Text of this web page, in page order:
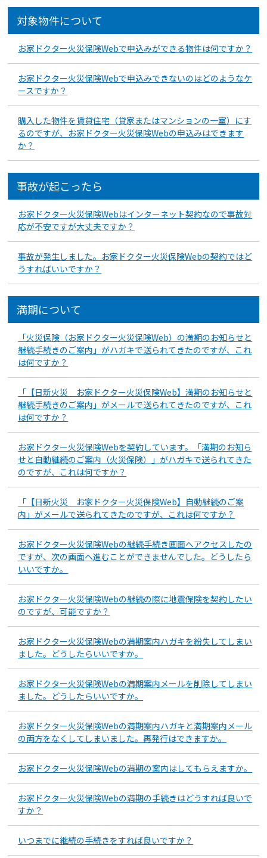
対象物件について
お家ドクター火災保険Webで申込みができる物件は何ですか？
お家ドクター火災保険Webで申込みできないのはどのようなケ
ースですか？
購入した物件を賃貸住宅（貸家またはマンションの一室）にす
るのですが、お家ドクター火災保険Webの申込みはできます
か？
事故が起こったら
お家ドクター火災保険Webはインターネット契約なので事故対
応が不安ですが大丈夫ですか？
事故が発生しました。お家ドクター火災保険Webの契約ではど
うすればいいですか？
満期について
「火災保険（お家ドクター火災保険Web）の満期のお知らせと
継続手続きのご案内」がハガキで送られてきたのですが、これ
は何ですか？
「【日新火災 お家ドクター火災保険Web】満期のお知らせと
継続手続きのご案内」がメールで送られてきたのですが、これ
は何ですか？
お家ドクター火災保険Webを契約しています。「満期のお知ら
せと自動継続のご案内（火災保険）」がハガキで送られてきた
のですが、これは何ですか？
「【日新火災 お家ドクター火災保険Web】自動継続のご案
内」がメールで送られてきたのですが、これは何ですか？
お家ドクター火災保険Webの継続手続き画面へアクセスしたの
ですが、次の画面へ進むことができませんでした。どうしたら
いいですか。
お家ドクター火災保険Webの継続の際に地震保険を契約したい
のですが、可能ですか？
お家ドクター火災保険Webの満期案内ハガキを紛失してしまい
ました。どうしたらいいですか。
お家ドクター火災保険Webの満期案内メールを削除してしまい
ました。どうしたらいいですか。
お家ドクター火災保険Webの満期案内ハガキと満期案内メール
の両方をなくしてしまいました。再発行はできますか。
お家ドクター火災保険Webの満期の案内はしてもらえますか。
お家ドクター火災保険Webの満期の手続きはどうすれば良いで
すか？
いつまでに継続の手続きをすれば良いですか？